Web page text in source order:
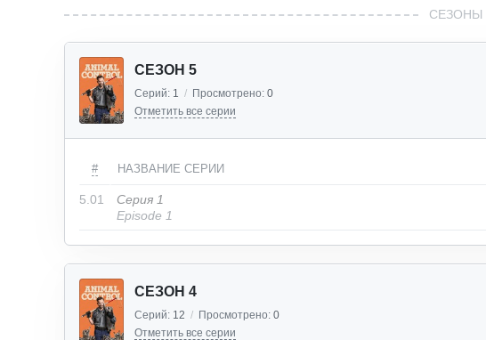
СЕЗОНЫ
СЕЗОН 5
Серий: 1 / Просмотрено: 0
Отметить все серии
# НАЗВАНИЕ СЕРИИ
5.01
Серия 1
Episode 1
СЕЗОН 4
Серий: 12 / Просмотрено: 0
Отметить все серии